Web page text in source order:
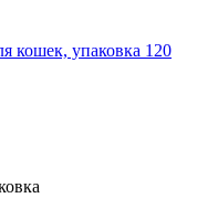
кошек, упаковка 120